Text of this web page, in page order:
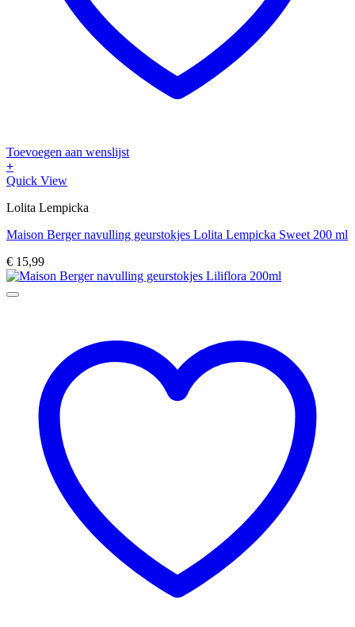
Toevoegen aan wenslijst
+
Quick View
Lolita Lempicka
Maison Berger navulling geurstokjes Lolita Lempicka Sweet 200 ml
€ 15,99